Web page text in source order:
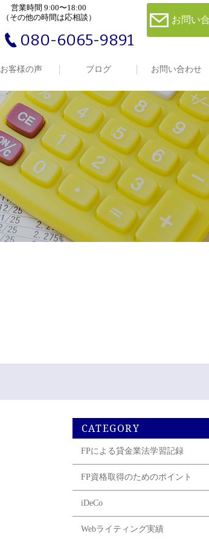
営業時間 9:00〜18:00
（その他の時間は応相談）
080-6065-9891
お問い
お客様の声 ブログ お問い合わせ
CATEGORY
FPによる貸金業法学習記録
FP資格取得のためのポイント
iDeCo
Webライティング実績